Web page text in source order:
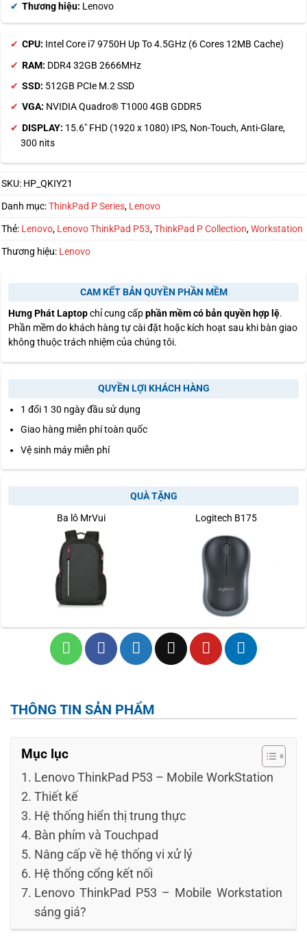
Thương hiệu: Lenovo
CPU: Intel Core i7 9750H Up To 4.5GHz (6 Cores 12MB Cache)
RAM: DDR4 32GB 2666MHz
SSD: 512GB PCIe M.2 SSD
VGA: NVIDIA Quadro® T1000 4GB GDDR5
DISPLAY: 15.6″ FHD (1920 x 1080) IPS, Non-Touch, Anti-Glare,
300 nits
SKU: HP_QKIY21
Danh mục:ThinkPad P Series, Lenovo
Thẻ: Lenovo, Lenovo ThinkPad P53,ThinkPad P Collection,Workstation
Thương hiệu: Lenovo
CAM KẾT BẢN QUYỀN PHẦN MỀM
Hưng Phát Laptopchỉ cung cấpphần mềm có bản quyền hợp lệ.
Phần mềm do khách hàng tự cài đặt hoặc kích hoạt sau khi bàn giao
không thuộc trách nhiệm của chúng tôi.
QUYỀN LỢI KHÁCH HÀNG
1 đổi 1 30 ngày đầu sử dụng
Giao hàng miễn phí toàn quốc
Vệ sinh máy miễn phí
QUÀ TẶNG
Ba lô MrVui Logitech B175
THÔNG TIN SẢN PHẨM
Mục lục
Lenovo ThinkPad P53 – Mobile WorkStation
Thiết kế
Hệ thống hiển thị trung thực
Bàn phím và Touchpad
Nâng cấp về hệ thống vi xử lý
Hệ thống cổng kết nối
Lenovo ThinkPad P53 – Mobile Workstation
sáng giá?